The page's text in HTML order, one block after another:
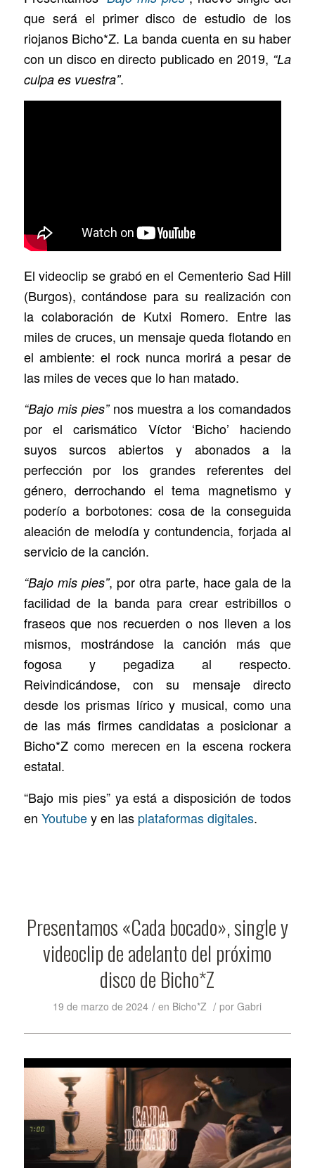
que será el primer disco de estudio de los
riojanos Bicho*Z. La banda cuenta en su haber
con un disco en directo publicado en 2019, “La
culpa es vuestra”.
El videoclip se grabó en el Cementerio Sad Hill
(Burgos), contándose para su realización con
la colaboración de Kutxi Romero. Entre las
miles de cruces, un mensaje queda flotando en
el ambiente: el rock nunca morirá a pesar de
las miles de veces que lo han matado.
“Bajo mis pies”nos muestra a los comandados
por el carismático Víctor ‘Bicho’ haciendo
suyos surcos abiertos y abonados a la
perfección por los grandes referentes del
género, derrochando el tema magnetismo y
poderío a borbotones: cosa de la conseguida
aleación de melodía y contundencia, forjada al
servicio de la canción.
“Bajo mis pies”, por otra parte, hace gala de la
facilidad de la banda para crear estribillos o
fraseos que nos recuerden o nos lleven a los
mismos, mostrándose la canción más que
fogosa y pegadiza al respecto.
Reivindicándose, con su mensaje directo
desde los prismas lírico y musical, como una
de las más firmes candidatas a posicionar a
Bicho*Z como merecen en la escena rockera
estatal.
“Bajo mis pies” ya está a disposición de todos
en Youtubey en las plataformas digitales.
Presentamos «Cada bocado», single y
videoclip de adelanto del próximo
disco de Bicho*Z
19 de marzo de 2024 / en Bicho*Z / porGabri